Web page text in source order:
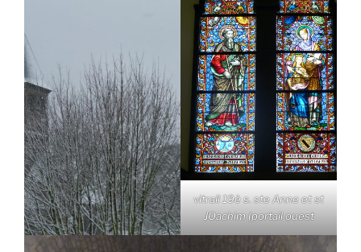
vitrail 19è s. ste Anne et st
JOachim (portail ouest